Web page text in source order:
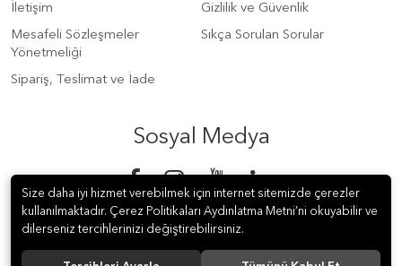
İletişim
Gizlilik ve Güvenlik
Mesafeli Sözleşmeler
Yönetmeliği
Sıkça Sorulan Sorular
Sipariş, Teslimat ve İade
Sosyal Medya
Size daha iyi hizmet verebilmek için internet sitemizde çerezler
kullanılmaktadır. Çerez Politikaları Aydınlatma Metni’ni okuyabilir ve
dilerseniz tercihlerinizi değiştirebilirsiniz.